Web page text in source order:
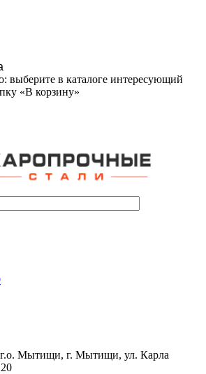
выберите в каталоге интересующий
«В корзину»
г.о. Мытищи, г. Мытищи, ул. Карла